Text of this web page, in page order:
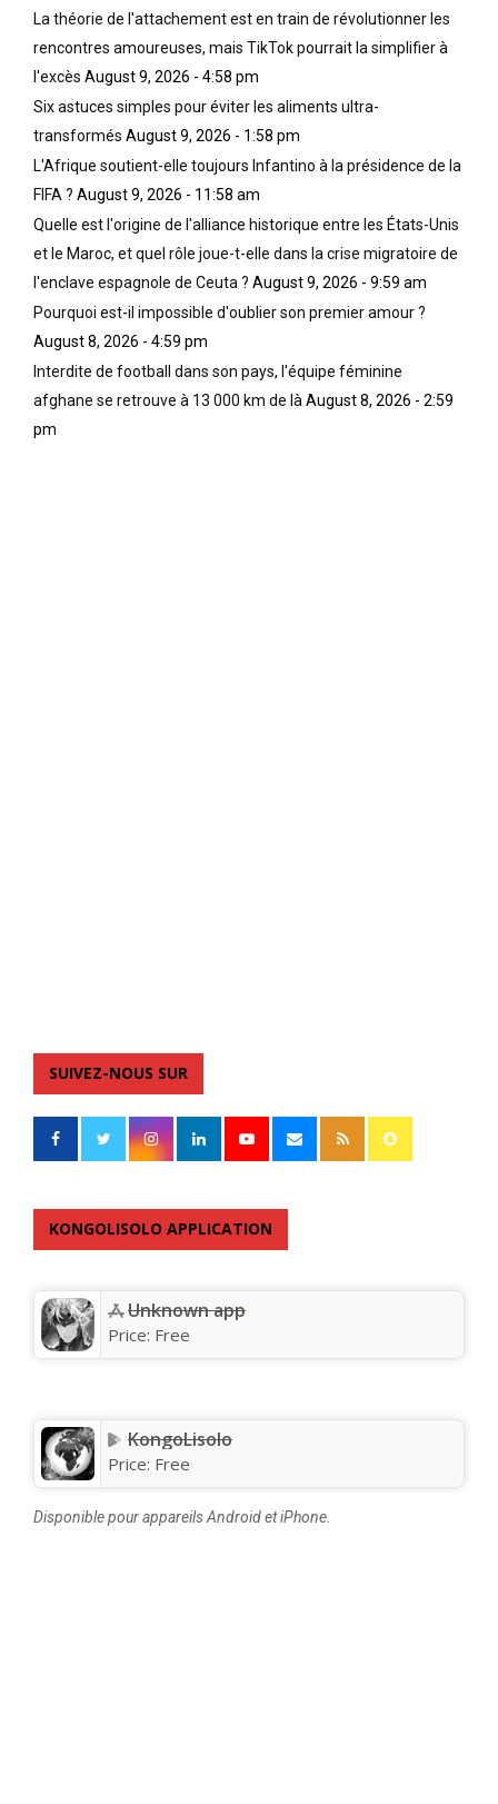
La théorie de l'attachement est en train de révolutionner les
rencontres amoureuses, mais TikTok pourrait la simplifier à
l'excès August 9, 2026 - 4:58 pm
Six astuces simples pour éviter les aliments ultra-
transformés August 9, 2026 - 1:58 pm
L'Afrique soutient-elle toujours Infantino à la présidence de la
FIFA ? August 9, 2026 - 11:58 am
Quelle est l'origine de l'alliance historique entre les États-Unis
et le Maroc, et quel rôle joue-t-elle dans la crise migratoire de
l'enclave espagnole de Ceuta ? August 9, 2026 - 9:59 am
Pourquoi est-il impossible d'oublier son premier amour ?
August 8, 2026 - 4:59 pm
Interdite de football dans son pays, l'équipe féminine
afghane se retrouve à 13 000 km de làAugust 8, 2026 - 2:59
pm
SUIVEZ-NOUS SUR
KONGOLISOLO APPLICATION
Unknown app
Price: Free
KongoLisolo
Price: Free
Disponible pour appareils Android et iPhone.